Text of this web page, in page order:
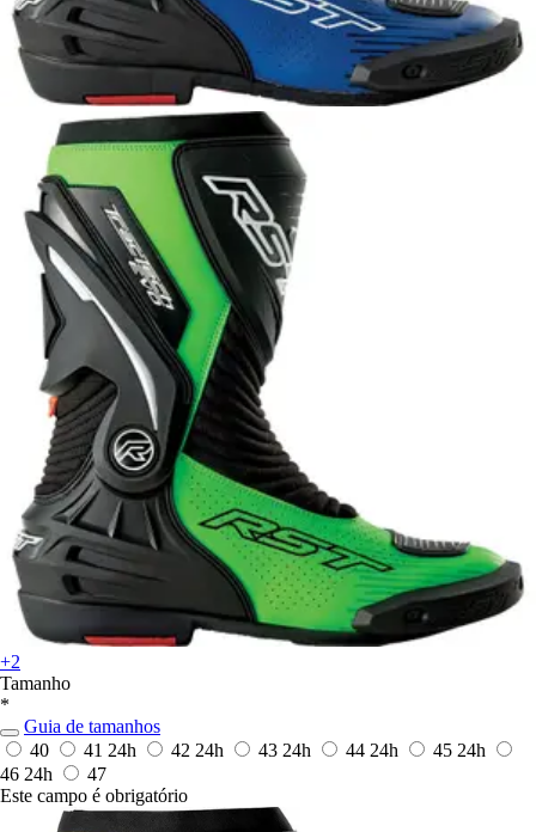
+2
Tamanho
*
Guia de tamanhos
40
41 24h 42 24h 43 24h 44 24h 45 24h
46 24h
47
Este campo é obrigatório